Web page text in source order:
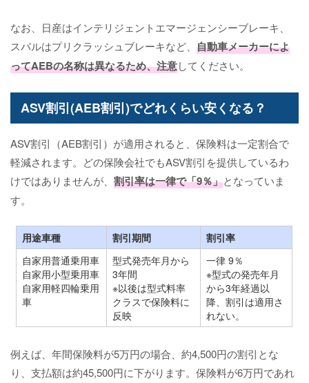
なお、日産はインテリジェントエマージェンシーブレーキ、
スバルはプリクラッシュブレーキなど、 自動車メーカーによ
ってAEBの名称は異なるため、注意してください。
ASV割引(AEB割引)でどれくらい安くなる？
ASV割引（AEB割引）が適用されると、保険料は一定割合で
軽減されます。どの保険会社でもASV割引を提供しているわ
けではありませんが、 割引率は一律で「9％」となっていま
す。
用途車種 割引期間
割引率
自家用普通乗用車
自家用小型乗用車
自家用軽四輪乗用
車
型式発売年月から
3年間
※以後は型式料率
クラスで保険料に
反映
一律 9％
※型式の発売年月
から3年経過以
降、割引は適用さ
れない。
例えば、年間保険料が5万円の場合、約4,500円の割引とな
り、支払額は約45,500円に下がります。保険料が6万円であれ